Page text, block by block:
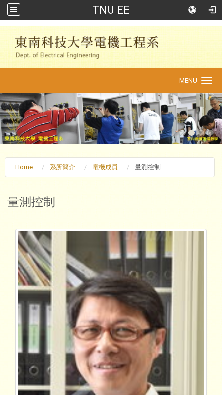
TNU EE
:::
navigation
MENU
Home 系所簡介 電機成員 量測控制
量測控制